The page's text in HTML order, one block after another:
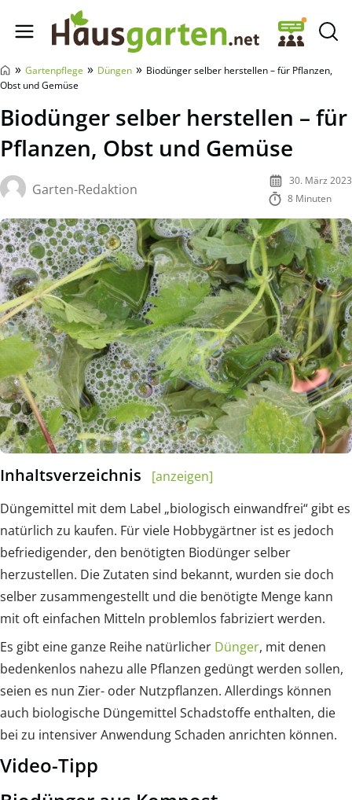
Hausgarten.net
» Gartenpflege » Düngen » Biodünger selber herstellen – für Pflanzen,
Obst und Gemüse
Biodünger selber herstellen – für
Pflanzen, Obst und Gemüse
Garten-Redaktion
30. März 2023
8 Minuten
Inhaltsverzeichnis
[anzeigen]
Düngemittel mit dem Label „biologisch einwandfrei“ gibt es
natürlich zu kaufen. Für viele Hobbygärtner ist es jedoch
befriedigender, den benötigten Biodünger selber
herzustellen. Die Zutaten sind bekannt, wurden sie doch
selber zusammengestellt und die benötigte Menge kann
mit oft einfachen Mitteln problemlos fabriziert werden.
Es gibt eine ganze Reihe natürlicher Dünger, mit denen
bedenkenlos nahezu alle Pflanzen gedüngt werden sollen,
seien es nun Zier- oder Nutzpflanzen. Allerdings können
auch biologische Düngemittel Schadstoffe enthalten, die
bei zu intensiver Anwendung Schaden anrichten können.
Video-Tipp